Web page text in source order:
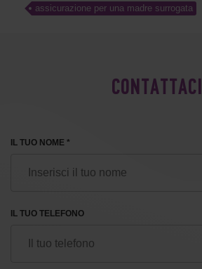
assicurazione per una madre surrogata
CONTATTACI
IL TUO NOME *
IL TUO TELEFONO